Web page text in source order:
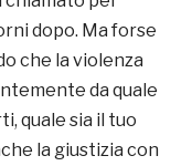
dopo. Ma forse
che la violenza
da quale
quale sia il tuo
la giustizia con